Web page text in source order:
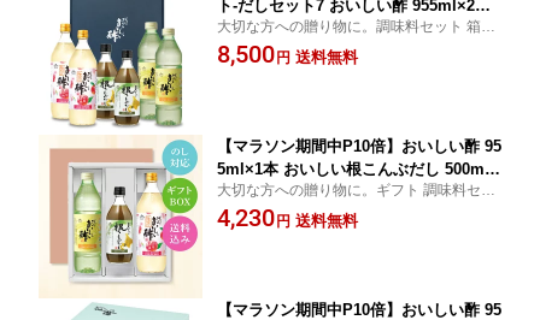
ト-だしセット7 おいしい酢 955ml×2本
おいしい根こんぶだし 500ml×2本 おい
しい酢瀬山梨白桃 900ml×2本 日本自然
大切な方への贈り物に。調味料セット 箱入
り のし対応 母の日 父の日 お中元 粗品 御中
元 手土産 お礼 内祝い 法要 お返し 出産 贈
8,500円 送料無料
【マラソン期間中P10倍】おいしい酢 95
5ml×1本 おいしい根こんぶだし 500ml×
1本 おいしい酢瀬山梨白桃 900ml×1本
日本自然発酵 計3本 ギフトセットギフト
大切な方への贈り物に。ギフト 調味料セッ
ト 箱入り のし対応 母の日 父の日 お中元 粗
品 御中元 手土産 お礼 内祝い 法要 お返し
4,230円 送料無料
【マラソン期間中P10倍】おいしい酢 95